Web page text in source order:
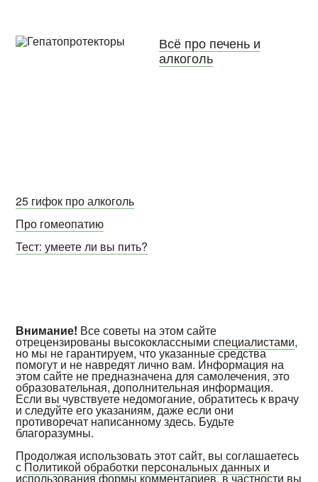
Всё про печень и
алкоголь
25 гифок про алкоголь
Про гомеопатию
Тест: умеете ли вы пить?
Внимание! Все советы на этом сайте
отрецензированы высококласснымиспециалистами,
но мы не гарантируем, что указанные средства
помогут и не навредят лично вам. Информация на
этом сайте не предназначена для самолечения, это
образовательная, дополнительная информация.
Если вы чувствуете недомогание, обратитесь к врачу
и следуйте его указаниям, даже если они
противоречат написанному здесь. Будьте
благоразумны.
Продолжая использовать этот сайт, вы соглашаетесь
с Политикой обработки персональных данных и
использования формы комментариев, в частности вы